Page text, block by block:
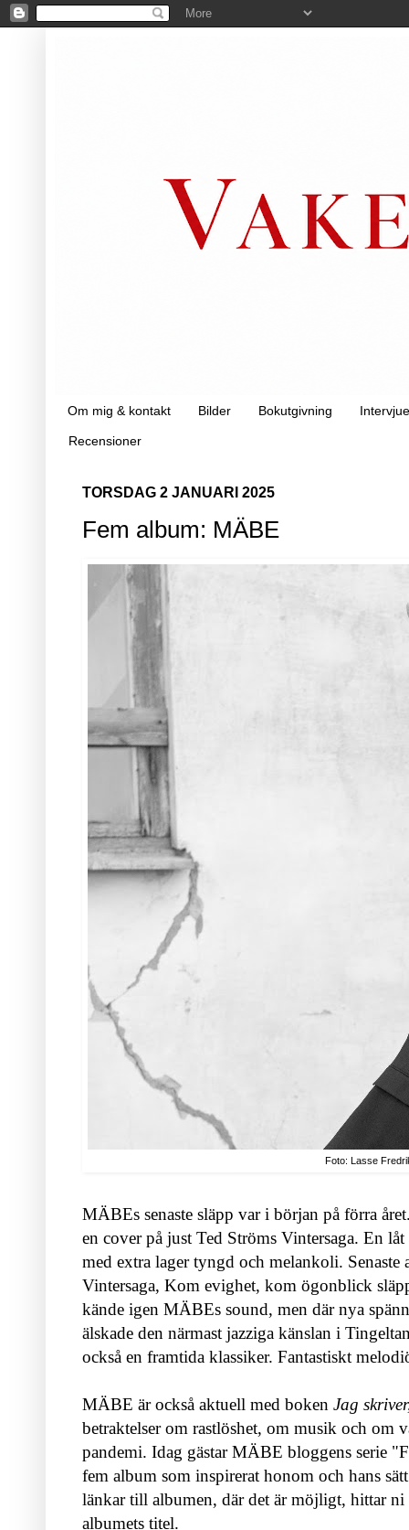
Om mig & kontakt Bilder Bokutgivning
Recensioner
TORSDAG 2 JANUARI 2025
Fem album: MÄBE
Foto: Lasse
MÄBEs senaste släpp var i början på förra
en cover på just Ted Ströms Vintersaga. En
med extra lager tyngd och melankoli. Senaste
Vintersaga, Kom evighet, kom ögonblick
kände igen MÄBEs sound, men där nya
älskade den närmast jazziga känslan i
också en framtida klassiker. Fantastiskt
MÄBE är också aktuell med boken Jag
betraktelser om rastlöshet, om musik och om
pandemi. Idag gästar MÄBE bloggens serie
fem album som inspirerat honom och hans
länkar till albumen, där det är möjligt, hittar
albumets titel.